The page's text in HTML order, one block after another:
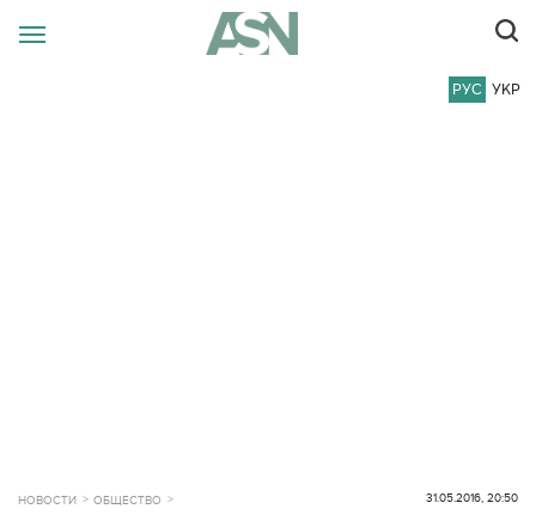
РУС УКР
НОВОСТИ ОБЩЕСТВО 31.05.2016, 20:50